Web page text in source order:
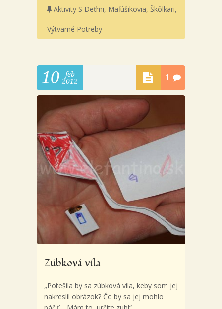
Aktivity S Deťmi, Maľúšikovia, Škôlkari,
Výtvarné Potreby
10
feb
2012
1
Zúbková víla
„Potešila by sa zúbková víla, keby som jej
nakreslil obrázok? Čo by sa jej mohlo